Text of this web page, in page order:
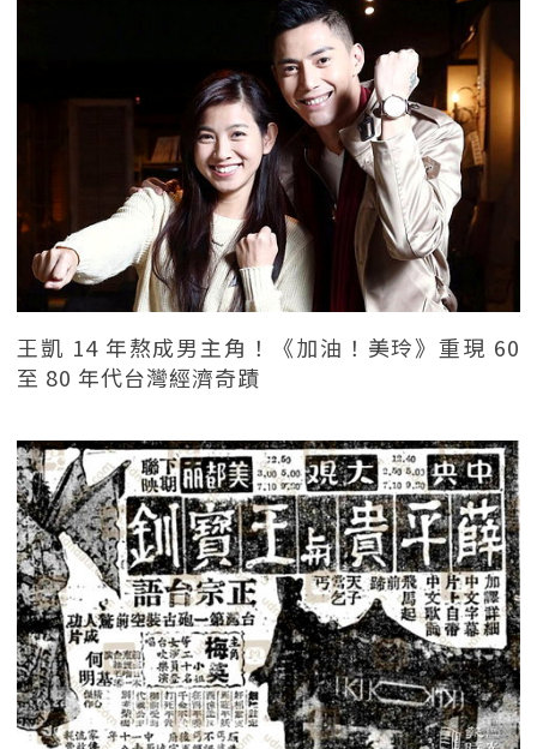
王凱 14 年熬成男主角！《加油！美玲》重現 60
至 80 年代台灣經濟奇蹟